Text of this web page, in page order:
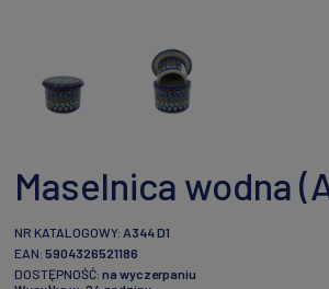
Maselnica wodna
NR KATALOGOWY: A344 D1
EAN: 5904326521186
DOSTĘPNOŚĆ: na wyczerpaniu